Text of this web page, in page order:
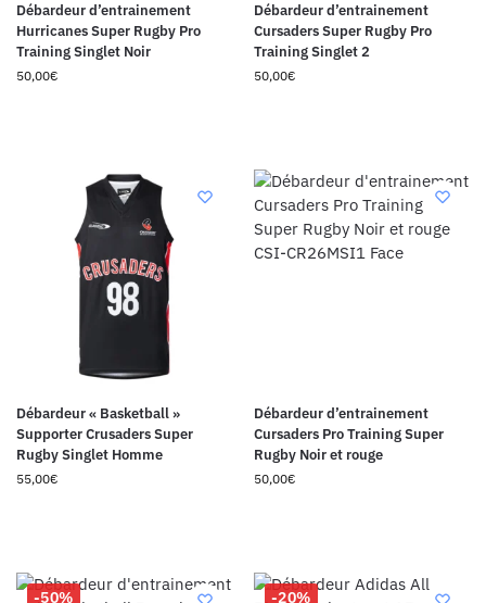
Débardeur d’entrainement
Hurricanes Super Rugby Pro
Training Singlet Noir
50,00€
Débardeur d’entrainement
Cursaders Super Rugby Pro
Training Singlet 2
50,00€
Débardeur « Basketball »
Supporter Crusaders Super
Rugby Singlet Homme
55,00€
Débardeur d’entrainement
Cursaders Pro Training Super
Rugby Noir et rouge
50,00€
-50% -20%